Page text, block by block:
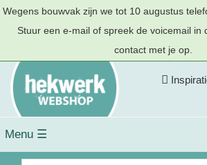
Wegens bouwvak zijn we tot 10 augustus
Stuur een e-mail of spreek de voicemail in
contact met je op.
Menu ☰